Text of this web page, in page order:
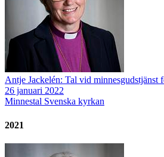
Antje Jackelén: Tal vid minnesgudstjänst
26 januari 2022
Minnestal Svenska kyrkan
2021